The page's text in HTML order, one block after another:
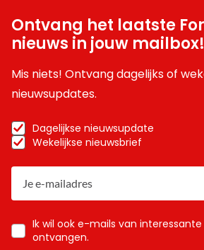
Ontvang het laatste
nieuws in jouw mailbox!
Mis niets! Ontvang dagelijks of
nieuwsupdates.
Dagelijkse nieuwsupdate
Wekelijkse nieuwsbrief
Ik wil ook e-mails van
ontvangen.